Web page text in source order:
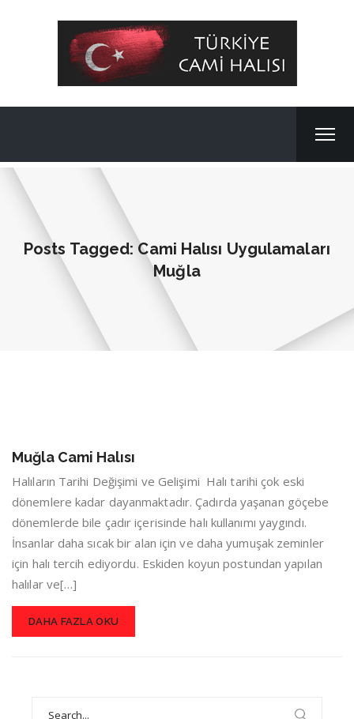
Posts Tagged: Cami Halısı Uygulamaları
Muğla
Muğla Cami Halısı
Halıların Tarihi Değişimi ve Gelişimi Halı tarihi çok eski
dönemlere kadar dayanmaktadır. Çadırda yaşanan göçebe
dönemlerde bile çadır içerisinde halı kullanımı yaygındı.
İnsanlar daha sıcak bir alan için ve daha yumuşak zeminler
için halı tercih ediyordu. Eskiden koyun postundan yapılan
halılar ve[…]
DAHA FAZLA OKU